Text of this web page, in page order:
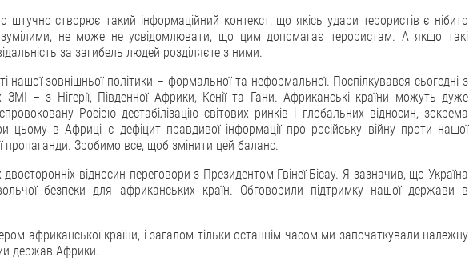
штучно створює такий інформаційний контекст, що якісь удари терористів є нібито
не може не усвідомлювати, що цим допомагає терористам. А якщо такі
за загибель людей розділяєте з ними.
зовнішньої політики – формальної та неформальної. Поспілкувався сьогодні з
– з Нігерії, Південної Африки, Кенії та Гани. Африканські країни можуть дуже
Росією дестабілізацію світових ринків і глобальних відносин, зокрема
цьому в Африці є дефіцит правдивої інформації про російську війну проти нашої
пропаганди. Зробимо все, щоб змінити цей баланс.
двосторонніх відносин переговори з Президентом Гвінеї-Бісау. Я зазначив, що Україна
безпеки для африканських країн. Обговорили підтримку нашої держави в
африканської країни, і загалом тільки останнім часом ми започаткували належну
держав Африки.